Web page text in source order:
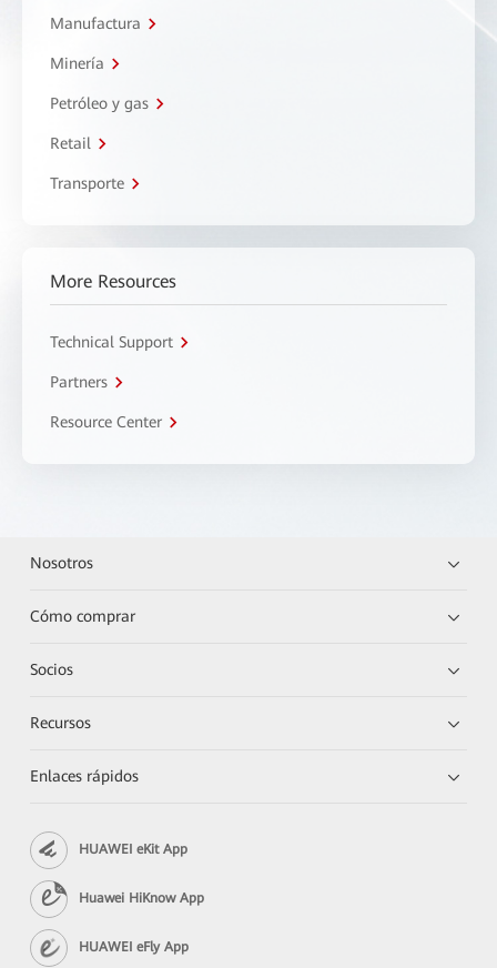
Manufactura
Minería
Petróleo y gas
Retail
Transporte
More Resources
Technical Support
Partners
Resource Center
Nosotros
Cómo comprar
Socios
Recursos
Enlaces rápidos
HUAWEI eKit App
Huawei HiKnow App
HUAWEI eFly App